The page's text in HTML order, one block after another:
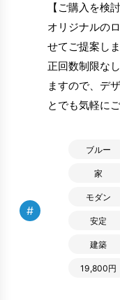
【ご購入を検
オリジナルの
せてご提案し
正回数制限な
ますので、デ
とでも気軽に
#
ブルー
家
モダン
安定
建築
19,800円